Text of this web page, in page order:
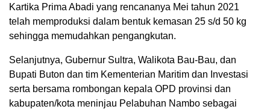
Kartika Prima Abadi yang rencananya Mei tahun 2021
telah memproduksi dalam bentuk kemasan 25 s/d 50 kg
sehingga memudahkan pengangkutan.
Selanjutnya, Gubernur Sultra, Walikota Bau-Bau, dan
Bupati Buton dan tim Kementerian Maritim dan Investasi
serta bersama rombongan kepala OPD provinsi dan
kabupaten/kota meninjau Pelabuhan Nambo sebagai